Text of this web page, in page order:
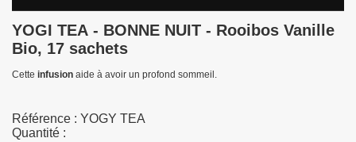
YOGI TEA - BONNE NUIT - Rooibos Vanille
Bio, 17 sachets
Cette infusion aide à avoir un profond sommeil.
Référence : YOGY TEA
Quantité :